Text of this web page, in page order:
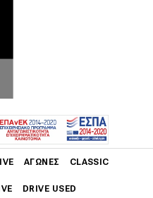
ΑΓΏΝΕΣ CLASSIC
DRIVE USEDόσοι